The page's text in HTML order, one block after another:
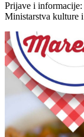
Prijave i
Ministarstva kulture